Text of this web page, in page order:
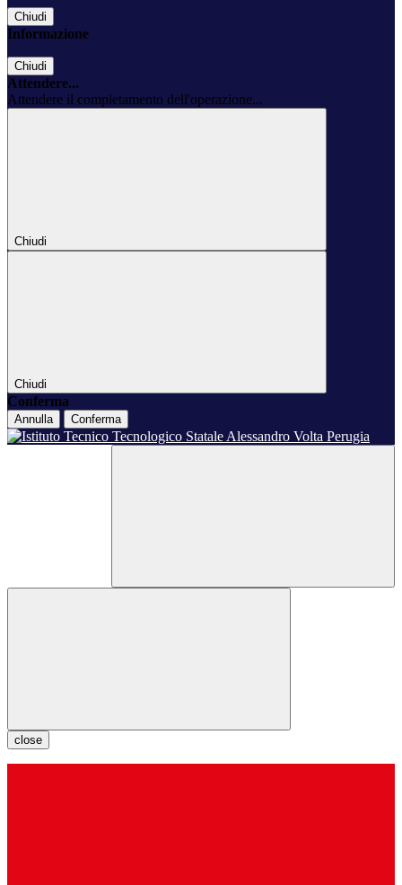
Chiudi
Informazione
Chiudi
Attendere...
Attendere il completamento dell'operazione...
Chiudi
Chiudi
Conferma
Annulla Conferma
close